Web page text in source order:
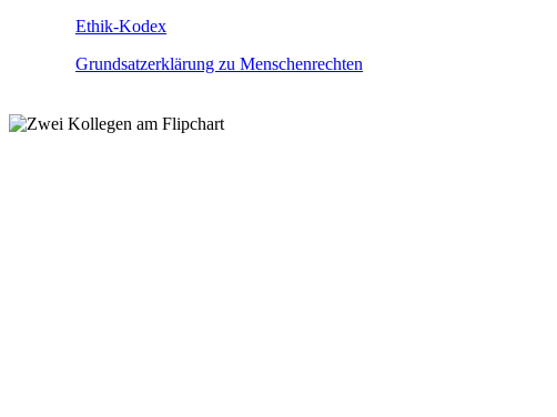
Ethik-Kodex
Grundsatzerklärung zu Menschenrechten